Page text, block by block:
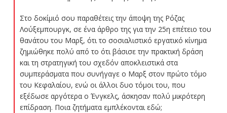
Στο δοκίμιό σου παραθέτεις την άποψη της Ρόζας
Λούξεμπουργκ, σε ένα άρθρο της για την 25η επέτειο του
θανάτου του Μαρξ, ότι το σοσιαλιστικό εργατικό κίνημα
ζημιώθηκε πολύ από το ότι βάσισε την πρακτική δράση
και τη στρατηγική του σχεδόν αποκλειστικά στα
συμπεράσματα που συνήγαγε ο Μαρξ στον πρώτο τόμο
του Κεφαλαίου, ενώ οι άλλοι δυο τόμοι του, που
εξέδωσε αργότερα ο Ένγκελς, άσκησαν πολύ μικρότερη
επίδραση. Ποια ζητήματα εμπλέκονται εδώ;